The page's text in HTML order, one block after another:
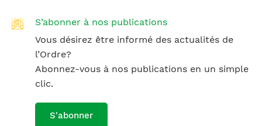
S’abonner à nos publications
Vous désirez être informé des actualités de
l’Ordre?
Abonnez-vous à nos publications en un simple
clic.
S'abonner